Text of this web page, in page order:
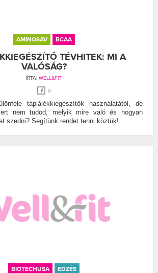
AMINOSAV BCAA
TÉVHITEK: MI A
VALÓSÁG?
ÍRTA: WELL&FIT
0
táplálékkiegészítők használatától, de
nem tudod, melyik mire való és hogyan
szedni? Segítünk rendet tenni köztük!
BIOTECHUSA EDZÉS